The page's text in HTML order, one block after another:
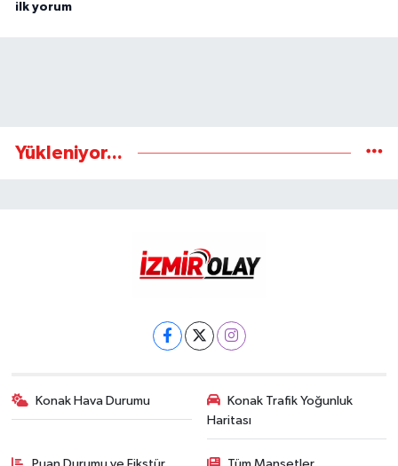
ilk yorum
Yükleniyor...
Konak Hava Durumu
Konak Trafik Yoğunluk
Haritası
Puan Durumu ve Fikstür Tüm Manşetler